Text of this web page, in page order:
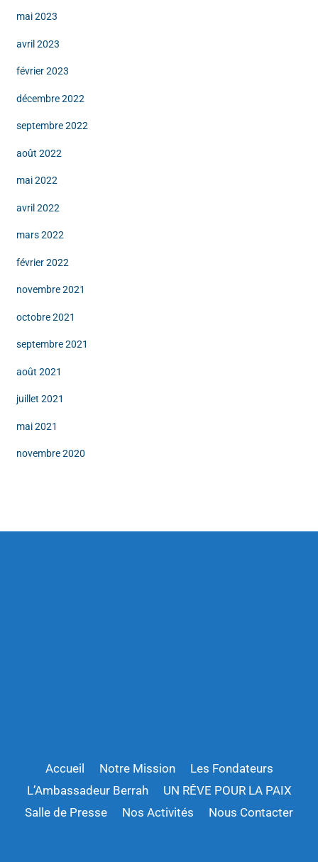
mai 2023
avril 2023
février 2023
décembre 2022
septembre 2022
août 2022
mai 2022
avril 2022
mars 2022
février 2022
novembre 2021
octobre 2021
septembre 2021
août 2021
juillet 2021
mai 2021
novembre 2020
Accueil Notre Mission
Les Fondateurs
L’Ambassadeur Berrah
UN RÊVE POUR LA PAIX
Salle de Presse
Nos Activités Nous Contacter